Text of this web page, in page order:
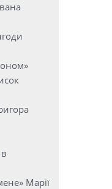
Марії